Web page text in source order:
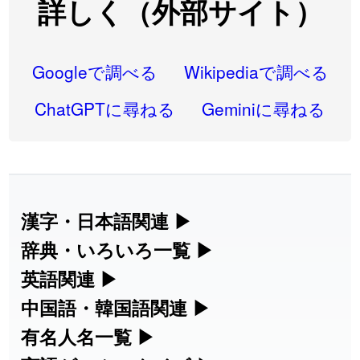
2026-07-22 高収入 」のイメージを追加しました User feedback
2026-07-22 「実施 」のイメージを追加しました User feedback
2026-07-22 「選手」のイメージを追加しました User feedback
2026-07-22 「 短命」のイメージを追加しました
2026-07-22 「相対 」のイメージを追加しました
2026-07-22 「悪質
2026-07-22 「葦」のイメージを追加しました
2026-07-22 」のイメージを追加しました
詳しく（外部サイト）
Googleで調べる
Wikipediaで調べる
ChatGPTに尋ねる
Geminiに尋ねる
漢字・日本語関連 ▶
漢字の読み方検索、手書き入力、書き順
練習など、日本語学習に役立つツールを
集めています。
人名漢字辞典 - 読み方検索
辞典・いろいろ一覧 ▶
部首・画数別の漢字一覧、熟語辞典、地
名・駅名検索など、各種リファレンスツ
ールです。
英語関連 ▶
カタカナ語・略語の意味検索、発音記
号、リスニング練習など英語学習ツール
です。
中国語・韓国語関連 ▶
中国語のピンイン変換、韓国語の手書き
有名人名一覧 ▶